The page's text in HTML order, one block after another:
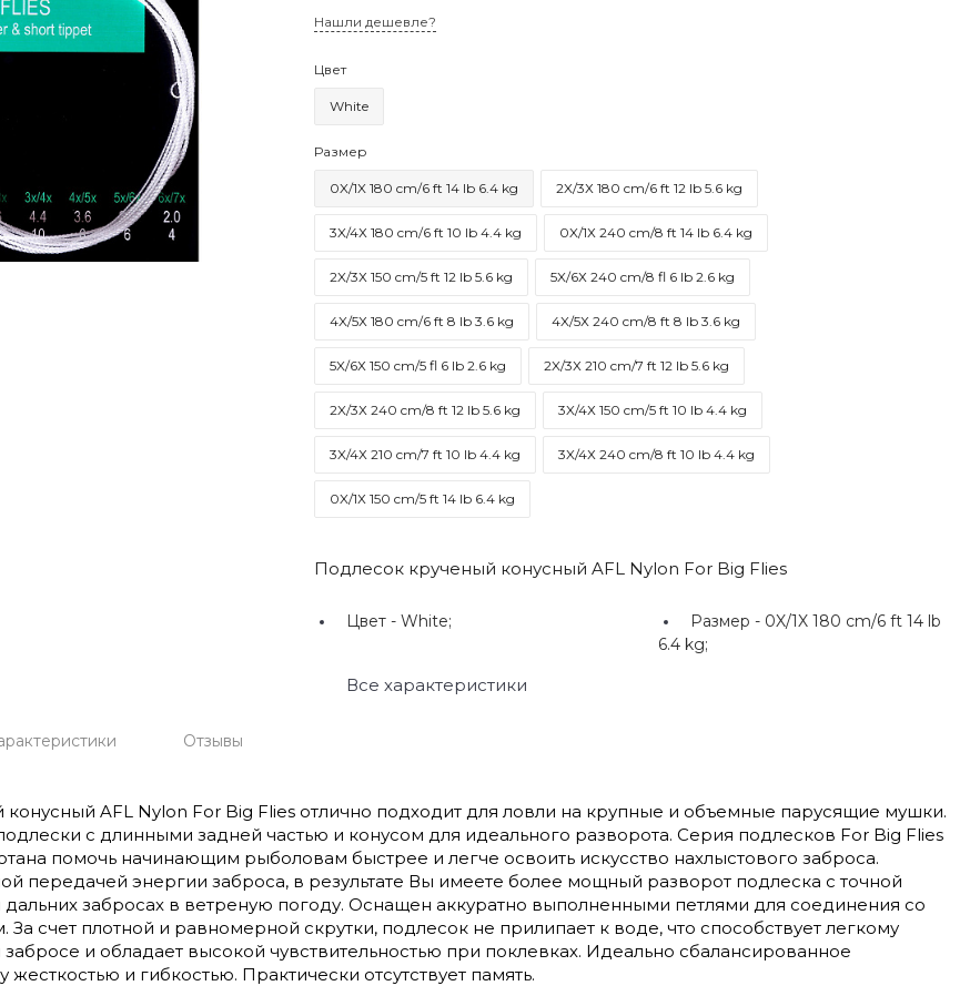
Нашли дешевле?
Цвет
White
Размер
0X/1X 180 cm/6 ft 14 lb 6.4 kg 2X/3Х 180 cm/6 ft 12 lb 5.6 kg
3X/4Х 180 cm/6 ft 10 lb 4.4 kg 0X/1Х 240 cm/8 ft 14 lb 6.4 kg
2X/3Х 150 cm/5 ft 12 lb 5.6 kg 5X/6Х 240 cm/8 fl 6 lb 2.6 kg
4X/5Х 180 cm/6 ft 8 lb 3.6 kg 4X/5Х 240 cm/8 ft 8 lb 3.6 kg
5X/6Х 150 cm/5 fl 6 lb 2.6 kg 2X/3Х 210 cm/7 ft 12 lb 5.6 kg
2X/3Х 240 cm/8 ft 12 lb 5.6 kg 3X/4Х 150 cm/5 ft 10 lb 4.4 kg
3X/4Х 210 cm/7 ft 10 lb 4.4 kg 3X/4Х 240 cm/8 ft 10 lb 4.4 kg
0X/1Х 150 cm/5 ft 14 lb 6.4 kg
Подлесок крученый конусный AFL Nylon For Big Flies
Цвет - White; Размер - 0X/1X 180 cm/6 ft 14 lb
6.4 kg;
Все характеристики
Отзывы
AFL Nylon For Big Flies отлично подходит для ловли на крупные и объемные парусящие мушки.
с длинными задней частью и конусом для идеального разворота. Серия подлесков For Big Flies
помочь начинающим рыболовам быстрее и легче освоить искусство нахлыстового заброса.
передачей энергии заброса, в результате Вы имеете более мощный разворот подлеска с точной
забросах в ветреную погоду. Оснащен аккуратно выполненными петлями для соединения со
счет плотной и равномерной скрутки, подлесок не прилипает к воде, что способствует легкому
и обладает высокой чувствительностью при поклевках. Идеально сбалансированное
и гибкостью. Практически отсутствует память.